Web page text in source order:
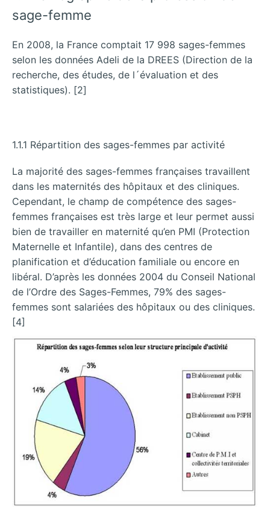
sage-femme
En 2008, la France comptait 17 998 sages-femmes
selon les données Adeli de la DREES (Direction de la
recherche, des études, de l´évaluation et des
statistiques). [2]
1.1.1 Répartition des sages-femmes par activité
La majorité des sages-femmes françaises travaillent
dans les maternités des hôpitaux et des cliniques.
Cependant, le champ de compétence des sages-
femmes françaises est très large et leur permet aussi
bien de travailler en maternité qu’en PMI (Protection
Maternelle et Infantile), dans des centres de
planification et d’éducation familiale ou encore en
libéral. D’après les données 2004 du Conseil National
de l’Ordre des Sages-Femmes, 79% des sages-
femmes sont salariées des hôpitaux ou des cliniques.
[4]